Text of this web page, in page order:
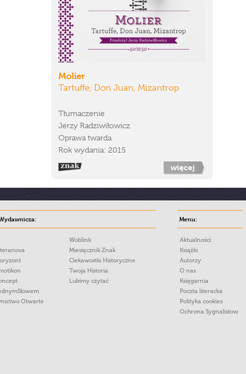
Molier
Tartuffe, Don Juan, Mizantrop
Tłumaczenie
Jerzy Radziwiłowicz
Oprawa twarda
Rok wydania: 2015
więcej
Otwarte
Woblink
Miesięcznik Znak
Ciekawostki Historyczne
Twoja Historia
Lubimy czytać
Menu:
Aktualności
Książki
Autorzy
O nas
Księgarnia
Poczta literacka
Polityka cookies
Ochrona Sygnalistow